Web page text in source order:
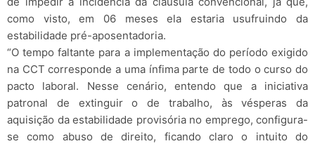
como visto, em 06 meses ela estaria usufruindo da
estabilidade pré-aposentadoria.
“O tempo faltante para a implementação do período exigido
na CCT corresponde a uma ínfima parte de todo o curso do
pacto laboral. Nesse cenário, entendo que a iniciativa
patronal de extinguir o de trabalho, às vésperas da
aquisição da estabilidade provisória no emprego, configura-
se como abuso de direito, ficando claro o intuito do